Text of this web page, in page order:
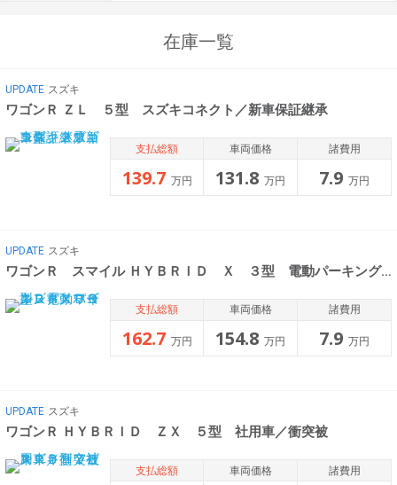
在庫一覧
UPDATE スズキ
ワゴンＲ ＺＬ ５型 スズキコネクト／新車保証継承
支払総額
139.7 万円
車両価格
131.8 万円
諸費用
7.9 万円
UPDATE スズキ
ワゴンＲ スマイル ＨＹＢＲＩＤ Ｘ ３型 電動パーキング／
支払総額
162.7 万円
車両価格
154.8 万円
諸費用
7.9 万円
UPDATE スズキ
ワゴンＲ ＨＹＢＲＩＤ ＺＸ ５型 社用車／衝突被
支払総額 車両価格 諸費用